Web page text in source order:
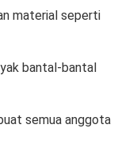
material seperti
bantal-bantal
semua anggota